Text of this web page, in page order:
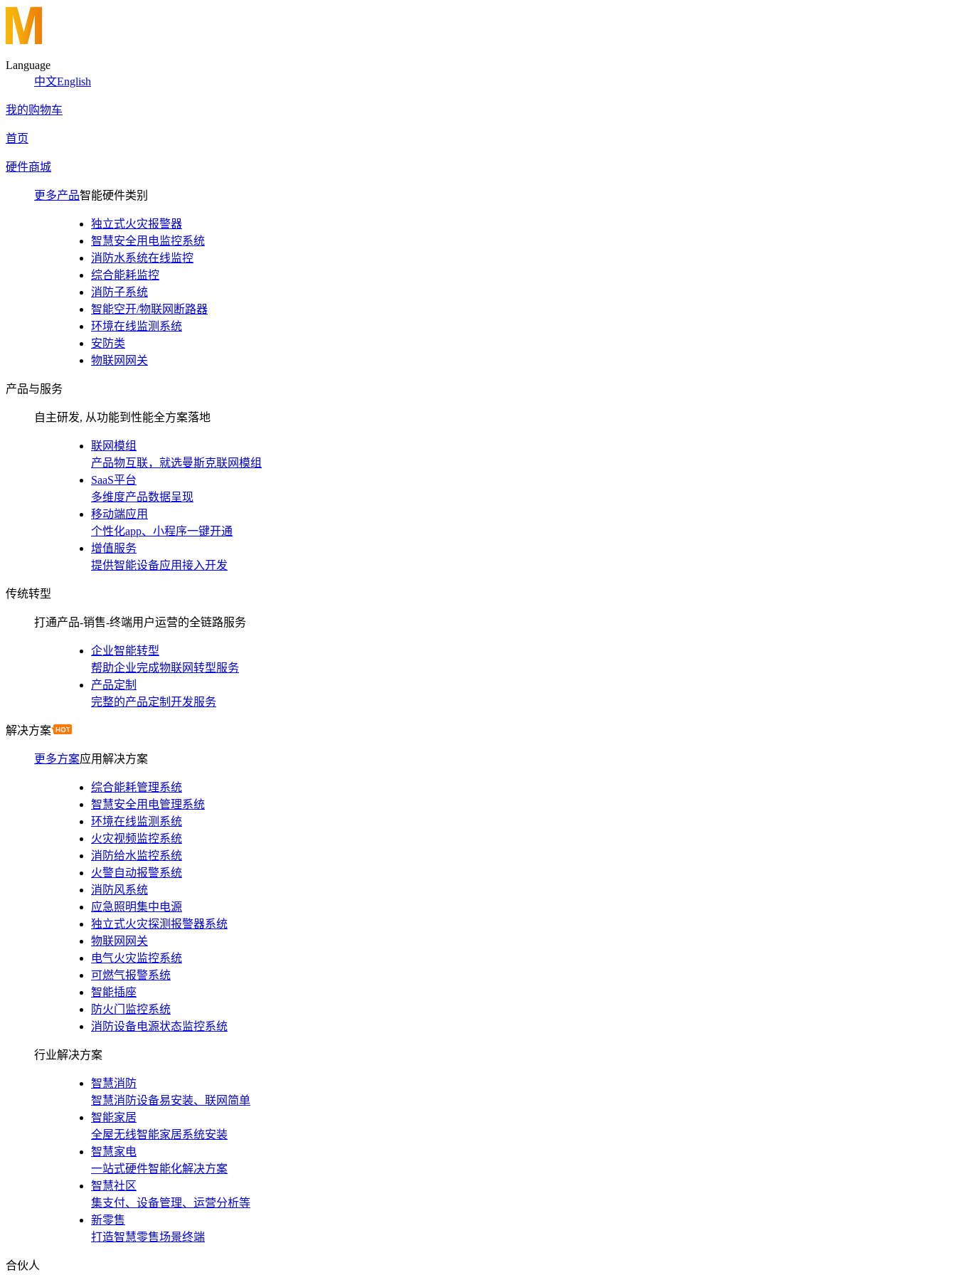
Language
中文English
我的购物车
首页
硬件商城
更多产品智能硬件类别
独立式火灾报警器
智慧安全用电监控系统
消防水系统在线监控
综合能耗监控
消防子系统
智能空开/物联网断路器
环境在线监测系统
安防类
物联网网关
产品与服务
自主研发, 从功能到性能全方案落地
联网模组
产品物互联，就选曼斯克联网模组
SaaS平台
多维度产品数据呈现
移动端应用
个性化app、小程序一键开通
增值服务
提供智能设备应用接入开发
传统转型
打通产品-销售-终端用户运营的全链路服务
企业智能转型
帮助企业完成物联网转型服务
产品定制
完整的产品定制开发服务
解决方案
更多方案应用解决方案
综合能耗管理系统
智慧安全用电管理系统
环境在线监测系统
火灾视频监控系统
消防给水监控系统
火警自动报警系统
消防风系统
应急照明集中电源
独立式火灾探测报警器系统
物联网网关
电气火灾监控系统
可燃气报警系统
智能插座
防火门监控系统
消防设备电源状态监控系统
行业解决方案
智慧消防
智慧消防设备易安装、联网简单
智能家居
全屋无线智能家居系统安装
智慧家电
一站式硬件智能化解决方案
智慧社区
集支付、设备管理、运营分析等
新零售
打造智慧零售场景终端
合伙人